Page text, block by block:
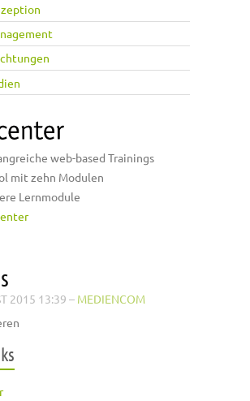
web-based Trainings
mit zehn Modulen
Lernmodule
2015 13:39 – MEDIENCOM